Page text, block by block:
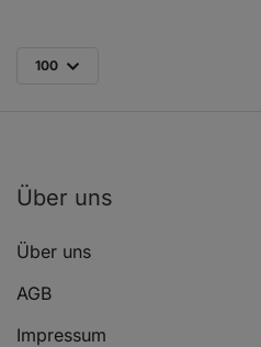
100
Über uns
Über uns
AGB
Impressum